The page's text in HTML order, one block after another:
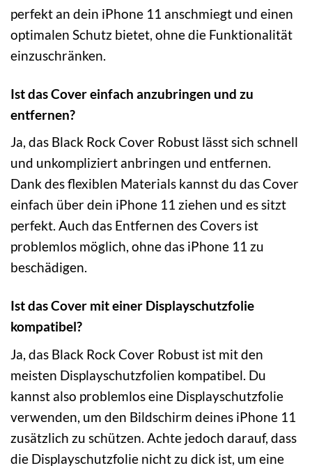
perfekt an dein iPhone 11 anschmiegt und einen
optimalen Schutz bietet, ohne die Funktionalität
einzuschränken.
Ist das Cover einfach anzubringen und zu
entfernen?
Ja, das Black Rock Cover Robust lässt sich schnell
und unkompliziert anbringen und entfernen.
Dank des flexiblen Materials kannst du das Cover
einfach über dein iPhone 11 ziehen und es sitzt
perfekt. Auch das Entfernen des Covers ist
problemlos möglich, ohne das iPhone 11 zu
beschädigen.
Ist das Cover mit einer Displayschutzfolie
kompatibel?
Ja, das Black Rock Cover Robust ist mit den
meisten Displayschutzfolien kompatibel. Du
kannst also problemlos eine Displayschutzfolie
verwenden, um den Bildschirm deines iPhone 11
zusätzlich zu schützen. Achte jedoch darauf, dass
die Displayschutzfolie nicht zu dick ist, um eine